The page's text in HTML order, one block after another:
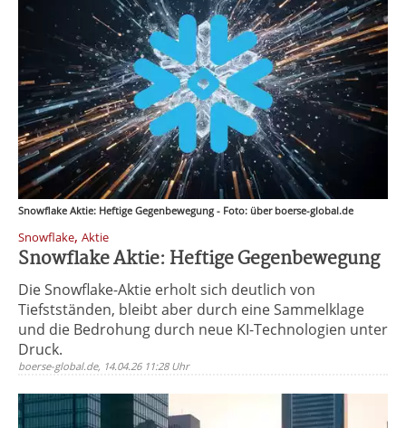
Snowflake Aktie: Heftige Gegenbewegung - Foto: über boerse-global.de
Snowflake, Aktie
Snowflake Aktie: Heftige Gegenbewegung
Die Snowflake-Aktie erholt sich deutlich von
Tiefstständen, bleibt aber durch eine Sammelklage
und die Bedrohung durch neue KI-Technologien unter
Druck.
boerse-global.de, 14.04.26 11:28 Uhr